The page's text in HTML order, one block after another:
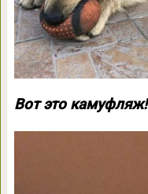
Вот это камуфляж!